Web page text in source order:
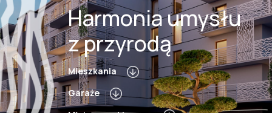
Harmonia umysłu
z przyrodą
Mieszkania
Garaże